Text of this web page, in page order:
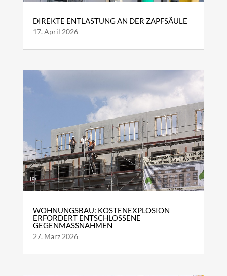
DIREKTE ENTLASTUNG AN DER ZAPFSÄULE
17. April 2026
WOHNUNGSBAU: KOSTENEXPLOSION
ERFORDERT ENTSCHLOSSENE
GEGENMASSNAHMEN
27. März 2026